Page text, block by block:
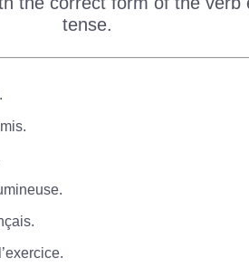
tense.